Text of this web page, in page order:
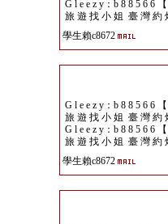
G l e e z y：b 8 8 5 6 6
旅 遊 找 小 姐 臺 灣 約
學生賴c8672
G l e e z y：b 8 8 5 6 6
旅 遊 找 小 姐 臺 灣 約
G l e e z y：b 8 8 5 6 6
旅 遊 找 小 姐 臺 灣 約
學生賴c8672